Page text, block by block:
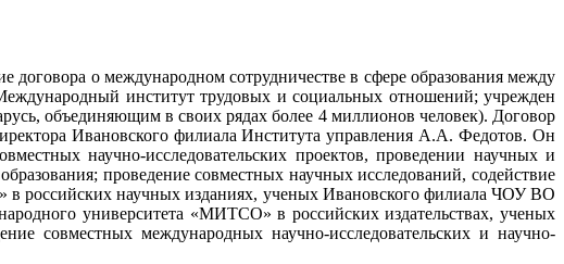
договора о международном сотрудничестве в сфере образования между
институт трудовых и социальных отношений; учрежден
объединяющим в своих рядах более 4 миллионов человек). Договор
Ивановского филиала Института управления А.А. Федотов. Он
научно-исследовательских проектов, проведении научных и
проведение совместных научных исследований, содействие
в российских научных изданиях, ученых Ивановского филиала ЧОУ ВО
университета «МИТСО» в российских издательствах, ученых
совместных международных научно-исследовательских и научно-